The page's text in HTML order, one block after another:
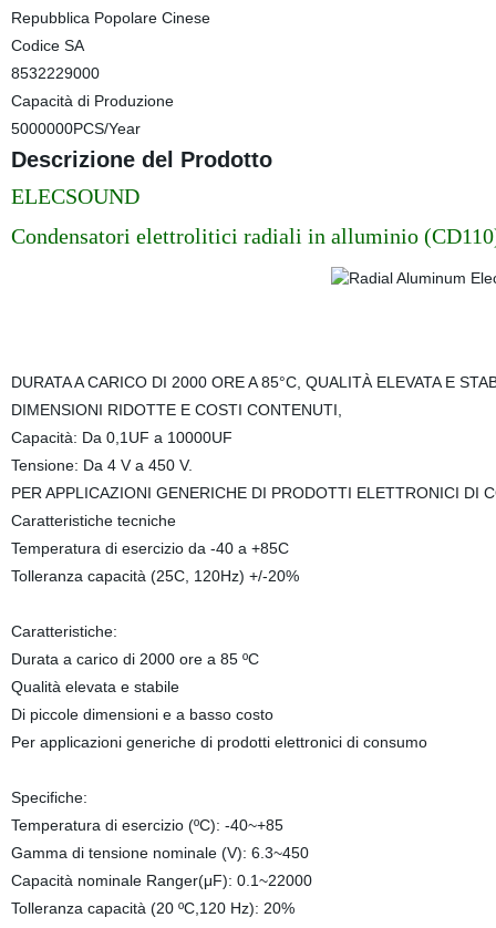
Repubblica Popolare Cinese
Codice SA
8532229000
Capacità di Produzione
5000000PCS/Year
Descrizione del Prodotto
ELECSOUND
Condensatori elettrolitici radiali in alluminio
DURATA A CARICO DI 2000 ORE A 85°C, QUALITÀ ELEVATA E
DIMENSIONI RIDOTTE E COSTI CONTENUTI,
Capacità: Da 0,1UF a 10000UF
Tensione: Da 4 V a 450 V.
PER APPLICAZIONI GENERICHE DI PRODOTTI ELETTRONICI DI
Caratteristiche tecniche
Temperatura di esercizio da -40 a +85C
Tolleranza capacità (25C, 120Hz) +/-20%
Caratteristiche:
Durata a carico di 2000 ore a 85 ºC
Qualità elevata e stabile
Di piccole dimensioni e a basso costo
Per applicazioni generiche di prodotti elettronici di consumo
Specifiche:
Temperatura di esercizio (ºC): -40~+85
Gamma di tensione nominale (V): 6.3~450
Capacità nominale Ranger(μF): 0.1~22000
Tolleranza capacità (20 ºC,120 Hz): 20%